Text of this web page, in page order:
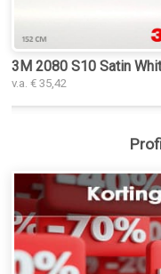
3M 2080 S10 Satin
v.a. € 35,42